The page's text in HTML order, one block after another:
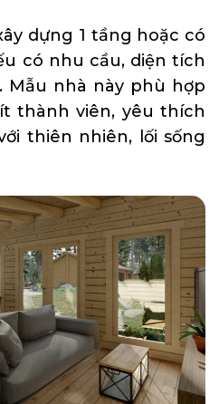
dựng 1 tầng hoặc có
có nhu cầu, diện tích
Mẫu nhà này phù hợp
thành viên, yêu thích
thiên nhiên, lối sống